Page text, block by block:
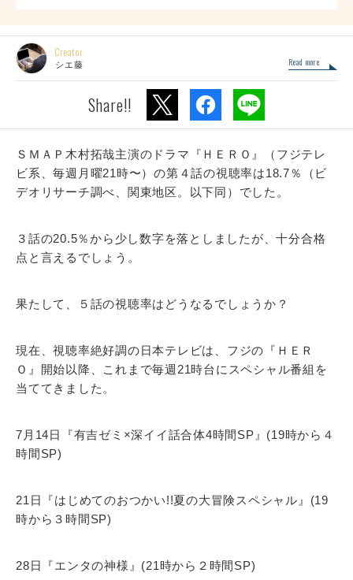
Creator
シエ藤 Read more
Share!!
ＳＭＡＰ木村拓哉主演のドラマ『ＨＥＲＯ』（フジテレ
ビ系、毎週月曜21時〜）の第４話の視聴率は18.7％（ビ
デオリサーチ調べ、関東地区。以下同）でした。
３話の20.5％から少し数字を落としましたが、十分合格
点と言えるでしょう。
果たして、５話の視聴率はどうなるでしょうか？
現在、視聴率絶好調の日本テレビは、フジの『ＨＥＲ
Ｏ』開始以降、これまで毎週21時台にスペシャル番組を
当ててきました。
7月14日『有吉ゼミ×深イイ話合体4時間SP』(19時から４
時間SP)
21日『はじめてのおつかい!!夏の大冒険スペシャル』(19
時から３時間SP)
28日『エンタの神様』(21時から２時間SP)